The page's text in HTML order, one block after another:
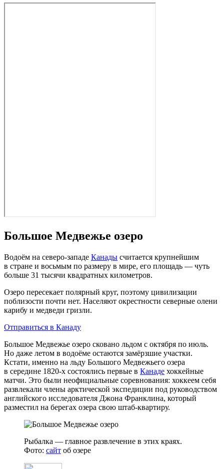
Большое Медвежье озеро
Водоём на северо‑западе Канады считается крупнейшим
в стране и восьмым по размеру в мире, его площадь — чуть
больше 31 тысячи квадратных километров.
Озеро пересекает полярный круг, поэтому цивилизации
поблизости почти нет. Населяют окрестности северные олени
карибу и медведи гризли.
Отправиться в Канаду
Большое Медвежье озеро сковано льдом с октября по июль.
Но даже летом в водоёме остаются замёрзшие участки.
Кстати, именно на льду Большого Медвежьего озера
в середине 1820‑х состоялись первые в Канаде хоккейные
матчи. Это были неофициальные соревнования: хоккеем себя
развлекали члены арктической экспедиции под руководством
английского исследователя Джона Франклина, который
разместил на берегах озера свою штаб‑квартиру.
Рыбалка — главное развлечение в этих краях.
Фото: сайт об озере